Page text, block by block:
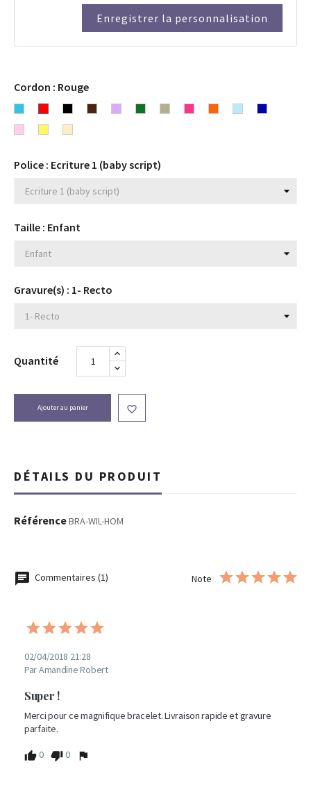
Enregistrer la personnalisation
Cordon : Rouge
Bleu
turquoise
RougeNoir ChocolatLavande
Vert Gris
Rose
OrangeBleu
Bleu
Rose
JauneBeige
Police : Ecriture 1 (baby script)
Taille : Enfant
Gravure(s) : 1- Recto
Quantité
Ajouter au panier 
DÉTAILS DU PRODUIT
RéférenceBRA-WIL-HOM
Commentaires (1) Note
02/04/2018 21:28
Par Amandine Robert
Super !
Merci pour ce magnifique bracelet. Livraison rapide et gravure
parfaite.
0 0